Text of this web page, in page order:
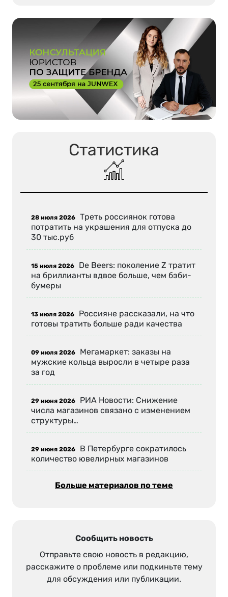
Статистика
28 июля 2026 Треть россиянок готова
потратить на украшения для отпуска до
30 тыс.руб
15 июля 2026 De Beers: поколение Z тратит
на бриллианты вдвое больше, чем бэби-
бумеры
13 июля 2026 Россияне рассказали, на что
готовы тратить больше ради качества
09 июля 2026 Мегамаркет: заказы на
мужские кольца выросли в четыре раза
за год
29 июня 2026 РИА Новости: Снижение
числа магазинов связано с изменением
структуры…
29 июня 2026 В Петербурге сократилось
количество ювелирных магазинов
Больше материалов по теме
Сообщить новость
Отправьте свою новость в редакцию,
расскажите о проблеме или подкиньте тему
для обсуждения или публикации.